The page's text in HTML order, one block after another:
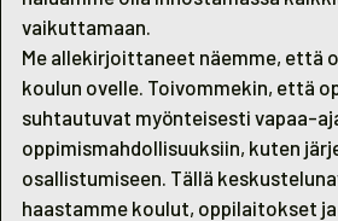
vaikuttamaan.
Me allekirjoittaneet näemme, että
koulun ovelle. Toivommekin, että
suhtautuvat myönteisesti vapaa-
oppimismahdollisuuksiin, kuten
osallistumiseen. Tällä
haastamme koulut, oppilaitokset